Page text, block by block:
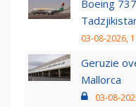
Boeing
03-08-2026,
Geruzie
Mallorca
03-08-